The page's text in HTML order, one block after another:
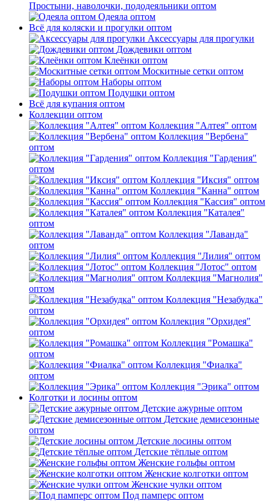
Простыни, наволочки, пододеяльники оптом
Одеяла оптом
Всё для коляски и прогулки оптом
Аксессуары для прогулки
Дождевики оптом
Клеёнки оптом
Москитные сетки оптом
Наборы оптом
Подушки оптом
Всё для купания оптом
Коллекции оптом
Коллекция "Алтея" оптом
Коллекция "Вербена"
оптом
Коллекция "Гардения"
оптом
Коллекция "Иксия" оптом
Коллекция "Канна" оптом
Коллекция "Кассия" оптом
Коллекция "Каталея"
оптом
Коллекция "Лаванда"
оптом
Коллекция "Лилия" оптом
Коллекция "Лотос" оптом
Коллекция "Магнолия"
оптом
Коллекция "Незабудка"
оптом
Коллекция "Орхидея"
оптом
Коллекция "Ромашка"
оптом
Коллекция "Фиалка"
оптом
Коллекция "Эрика" оптом
Колготки и лосины оптом
Детские ажурные оптом
Детские демисезонные
оптом
Детские лосины оптом
Детские тёплые оптом
Женские гольфы оптом
Женские колготки оптом
Женские чулки оптом
Под памперс оптом